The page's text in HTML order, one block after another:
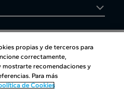
al cliente
propias y de terceros para
correctamente,
recomendaciones y
Para más
de Cookies